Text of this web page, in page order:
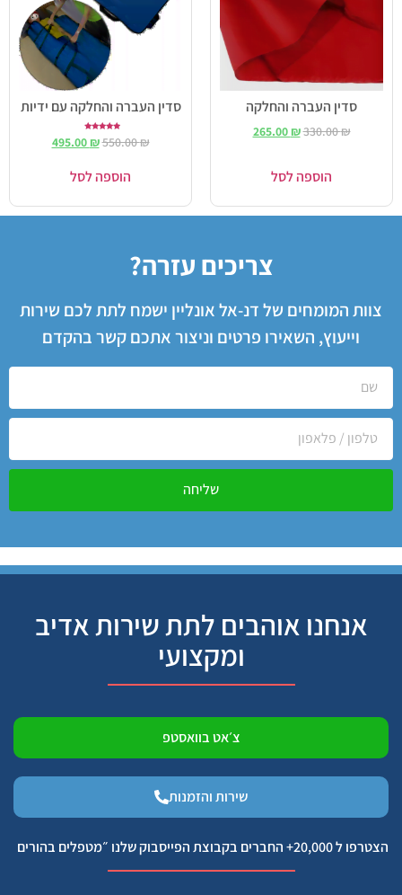
סדין העברה והחלקה
330.00₪
265.00₪
הוספה לסל
סדין העברה והחלקה עם ידיות
5.00
מתוך 5
550.00₪
495.00₪
הוספה לסל
צריכים עזרה?
צוות המומחים של דנ-אל אונליין ישמח לתת לכם שירות
וייעוץ, השאירו פרטים וניצור אתכם קשר בהקדם
שליחה
אנחנו אוהבים לתת שירות אדיב
ומקצועי
צ׳אט בוואסטפ
שירות והזמנות
הצטרפו ל 20,000+ החברים בקבוצת הפייסבוק שלנו ״מטפלים בהורים